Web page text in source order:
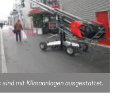
sind mit Klimaanlagen ausgestattet.